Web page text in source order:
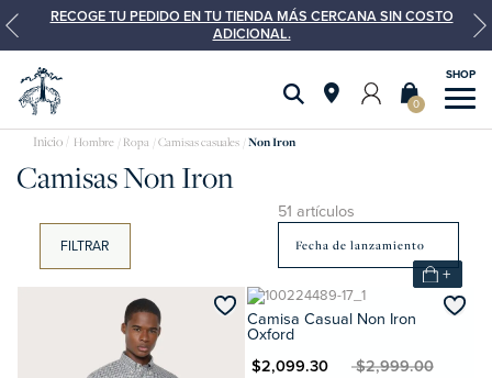
RECOGE TU PEDIDO EN TU TIENDA MÁS CERCANA SIN COSTO
ADICIONAL.
0
Hombre Ropa Camisas casuales Non Iron
Camisas Non Iron
FILTRAR
51 artículos
+
Camisa Casual Non Iron
Oxford
MXN $2,099.30MXN $2,999.00